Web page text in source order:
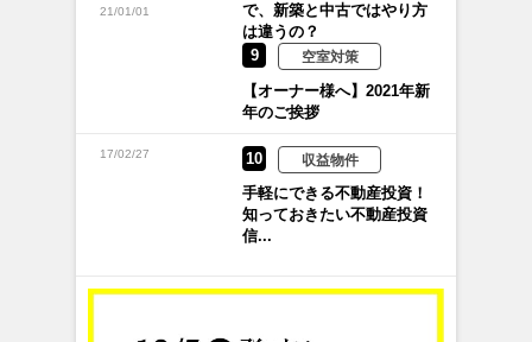
で、新築と中古ではやり方
は違うの？
21/01/01
9 空室対策
【オーナー様へ】2021年新
年のご挨拶
17/02/27 10 収益物件
手軽にできる不動産投資！
知っておきたい不動産投資
信...